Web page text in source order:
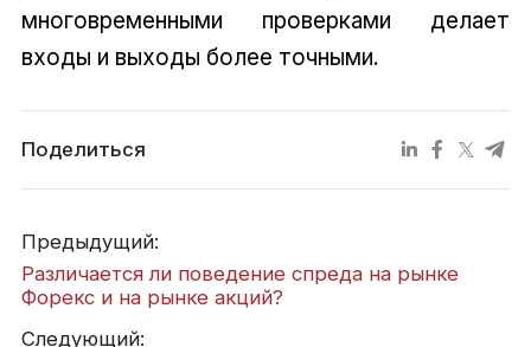
многовременными проверками делает
входы и выходы более точными.
Поделиться
Предыдущий:
Различается ли поведение спреда на рынке
Форекс и на рынке акций?
Следующий: